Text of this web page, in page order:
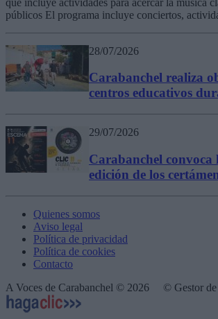
públicos El programa incluye conciertos,
28/07/2026
Carabanchel realiza
centros educativos
29/07/2026
Carabanchel convoca
edición de los
Quienes somos
Aviso legal
Política de privacidad
Política de cookies
Contacto
A Voces de Carabanchel © 2026 © Gestor